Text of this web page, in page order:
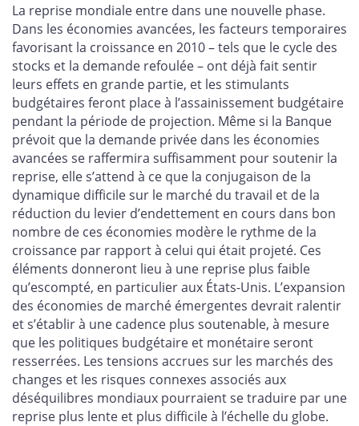
La reprise mondiale entre dans une nouvelle phase.
Dans les économies avancées, les facteurs temporaires
favorisant la croissance en 2010 – tels que le cycle des
stocks et la demande refoulée – ont déjà fait sentir
leurs effets en grande partie, et les stimulants
budgétaires feront place à l’assainissement budgétaire
pendant la période de projection. Même si la Banque
prévoit que la demande privée dans les économies
avancées se raffermira suffisamment pour soutenir la
reprise, elle s’attend à ce que la conjugaison de la
dynamique difficile sur le marché du travail et de la
réduction du levier d’endettement en cours dans bon
nombre de ces économies modère le rythme de la
croissance par rapport à celui qui était projeté. Ces
éléments donneront lieu à une reprise plus faible
qu’escompté, en particulier aux États-Unis. L’expansion
des économies de marché émergentes devrait ralentir
et s’établir à une cadence plus soutenable, à mesure
que les politiques budgétaire et monétaire seront
resserrées. Les tensions accrues sur les marchés des
changes et les risques connexes associés aux
déséquilibres mondiaux pourraient se traduire par une
reprise plus lente et plus difficile à l’échelle du globe.